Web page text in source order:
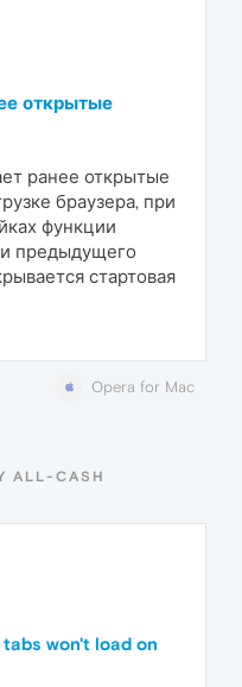
открытые
ранее открытые
браузера, при
функции
предыдущего
стартовая
Opera for Mac
ALL-CASH
won't load on